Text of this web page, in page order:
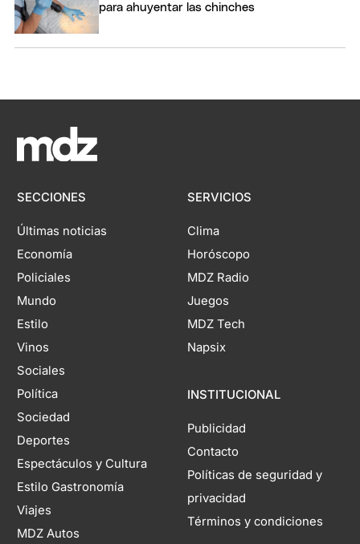
para ahuyentar las chinches
SECCIONES
Últimas noticias
Economía
Policiales
Mundo
Estilo
Vinos
Sociales
Política
Sociedad
Deportes
Espectáculos y Cultura
Estilo Gastronomía
Viajes
MDZ Autos
SERVICIOS
Clima
Horóscopo
MDZ Radio
Juegos
MDZ Tech
Napsix
INSTITUCIONAL
Publicidad
Contacto
Políticas de seguridad y
privacidad
Términos y condiciones